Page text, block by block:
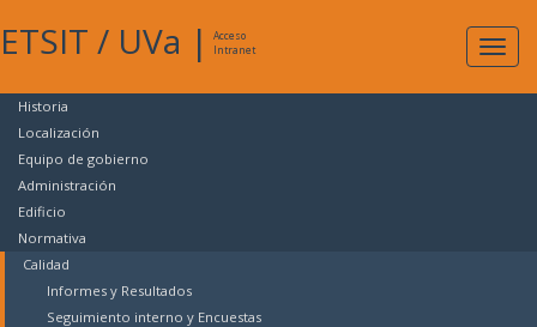
ETSIT / UVa |
Acceso
Intranet
Historia
Localización
Equipo de gobierno
Administración
Edificio
Normativa
Calidad
Informes y Resultados
Seguimiento interno y Encuestas